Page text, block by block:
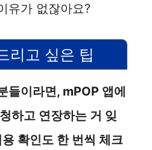
유가 없잖아요?
리고 싶은 팁
들이라면, mPOP 앱에
하고 연장하는 거 잊
확인도 한 번씩 체크